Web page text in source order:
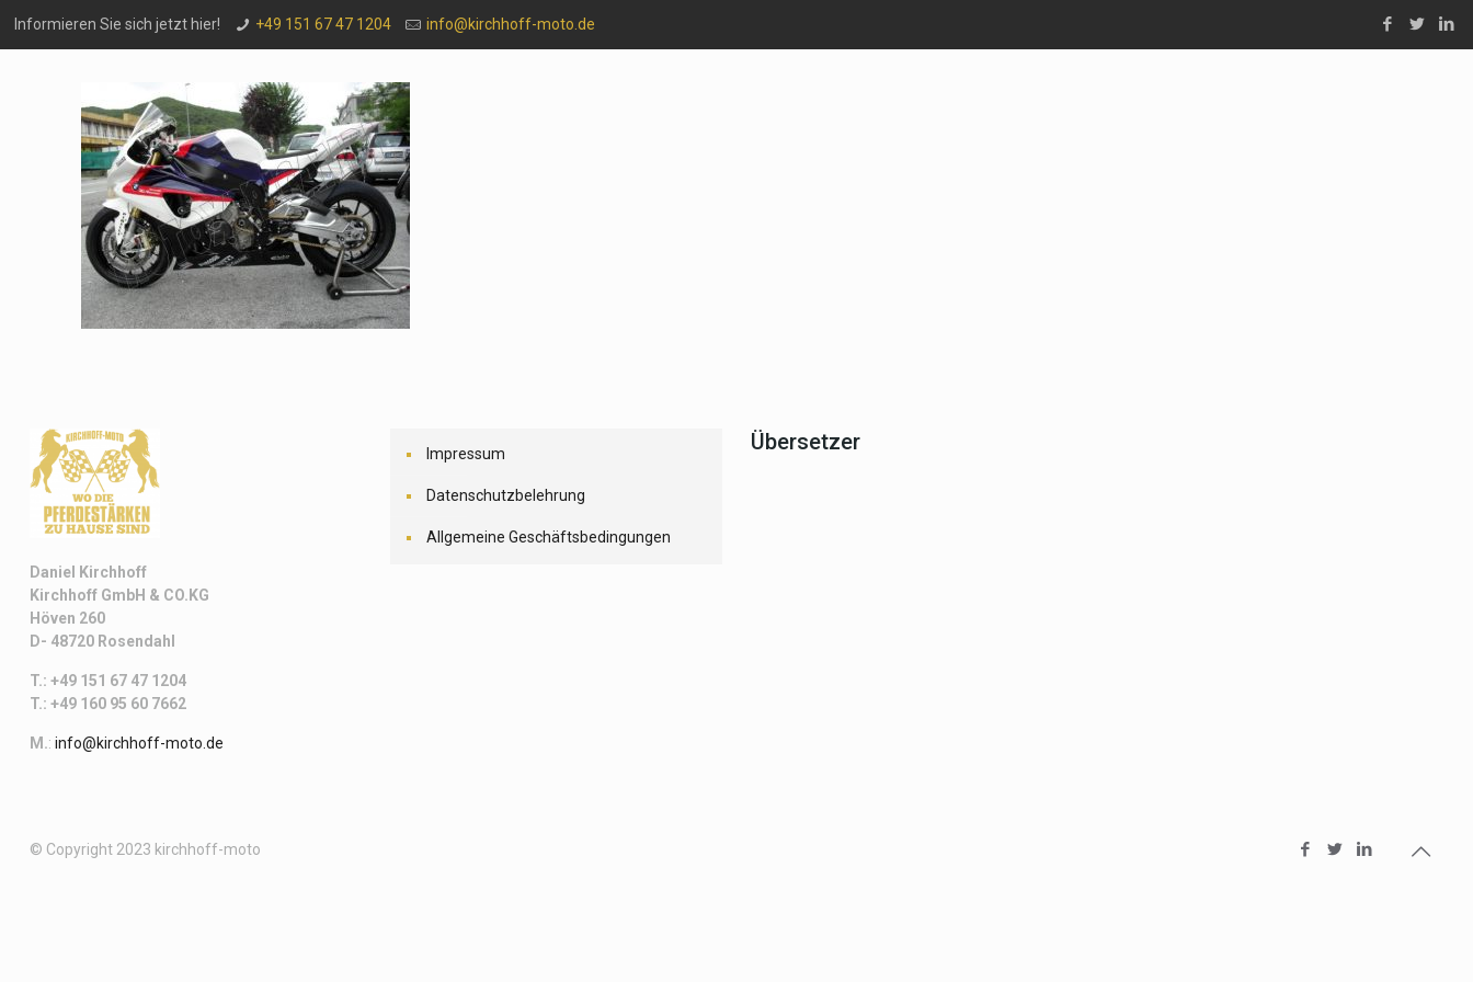
Informieren Sie sich jetzt hier! +49 151 67 47 1204 info@kirchhoff-moto.de
Daniel Kirchhoff
Kirchhoff GmbH & CO.KG
Höven 260
D- 48720 Rosendahl
T.: +49 151 67 47 1204
T.: +49 160 95 60 7662
M.: info@kirchhoff-moto.de
Impressum
Datenschutzbelehrung
Allgemeine Geschäftsbedingungen
Übersetzer
© Copyright 2023 kirchhoff-moto